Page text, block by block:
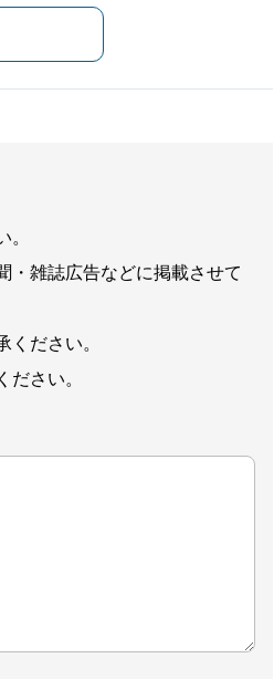
。
・雑誌広告などに掲載させて
ださい。
ださい。